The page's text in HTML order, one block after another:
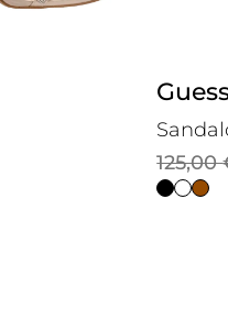
125,00
Il
prezzo
Il
prezzo